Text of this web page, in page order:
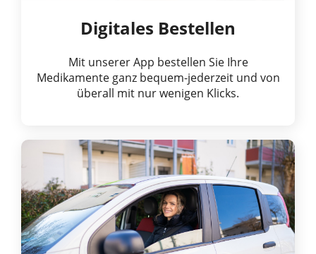
Digitales Bestellen
Mit unserer App bestellen Sie Ihre
Medikamente ganz bequem-jederzeit und von
überall mit nur wenigen Klicks.